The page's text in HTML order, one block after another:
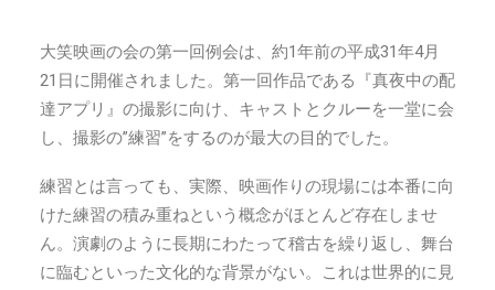
大笑映画の会の第一回例会は、約1年前の平成31年4月
21日に開催されました。第一回作品である『真夜中の配
達アプリ』の撮影に向け、キャストとクルーを一堂に会
し、撮影の”練習”をするのが最大の目的でした。
練習とは言っても、実際、映画作りの現場には本番に向
けた練習の積み重ねという概念がほとんど存在しませ
ん。演劇のように長期にわたって稽古を繰り返し、舞台
に臨むといった文化的な背景がない。これは世界的に見